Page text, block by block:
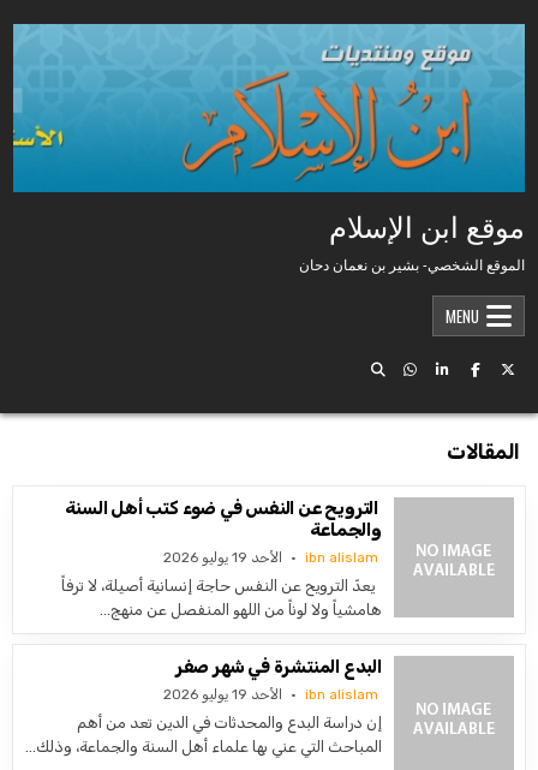
موقع ابن الإسلام
الموقع الشخصي- بشير بن نعمان دحان
MENU
المقالات
الترويح عن النفس في ضوء كتب أهل السنة
والجماعة
ibn alislam الأحد 19 يوليو 2026
يعدّ الترويح عن النفس حاجة إنسانية أصيلة، لا ترفاً
هامشياً ولا لوناً من اللهو المنفصل عن منهج…
البدع المنتشرة في شهر صفر
ibn alislam الأحد 19 يوليو 2026
إن دراسة البدع والمحدثات في الدين تعد من أهم
المباحث التي عني بها علماء أهل السنة والجماعة، وذلك…